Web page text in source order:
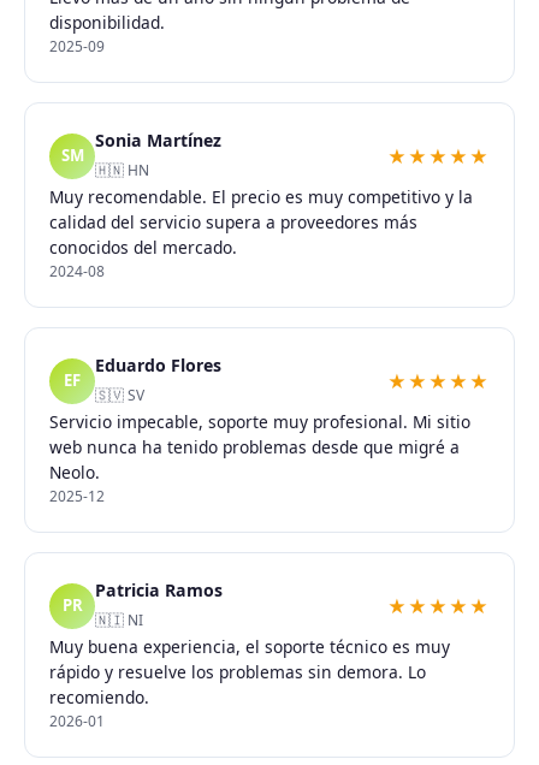
disponibilidad.
2025-09
SM
Sonia Martínez
🇭🇳 HN
★★★★★
Muy recomendable. El precio es muy competitivo y la
calidad del servicio supera a proveedores más
conocidos del mercado.
2024-08
EF
Eduardo Flores
🇸🇻 SV
★★★★★
Servicio impecable, soporte muy profesional. Mi sitio
web nunca ha tenido problemas desde que migré a
Neolo.
2025-12
PR
Patricia Ramos
🇳🇮 NI
★★★★★
Muy buena experiencia, el soporte técnico es muy
rápido y resuelve los problemas sin demora. Lo
recomiendo.
2026-01